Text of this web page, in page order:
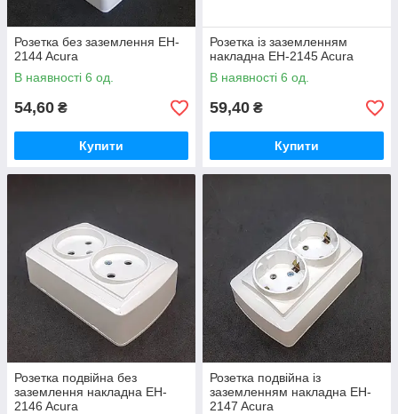
Розетка без заземлення EH-
2144 Acura
В наявності 6 од.
54,60 ₴
Купити
Розетка із заземленням
накладна EH-2145 Acura
В наявності 6 од.
59,40 ₴
Купити
Розетка подвійна без
заземлення накладна EH-
2146 Acura
Розетка подвійна із
заземленням накладна EH-
2147 Acura